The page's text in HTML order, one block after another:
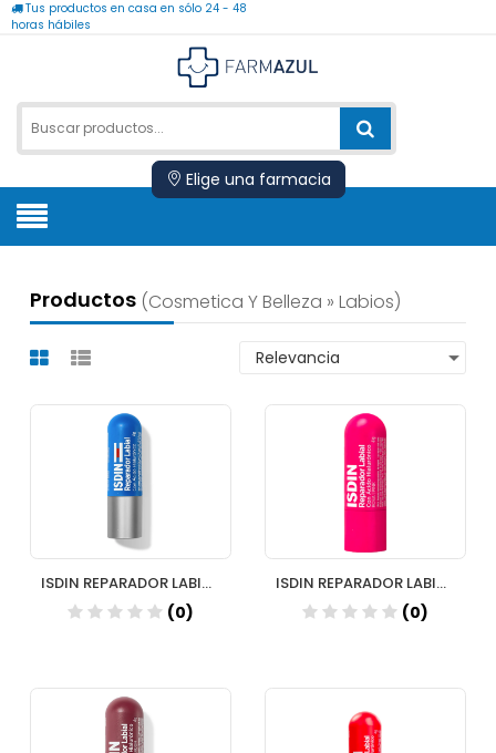
Tus productos en casa en sólo 24 - 48
horas hábiles
Elige una farmacia
Productos (cosmetica Y Belleza » Labios)
ISDIN REPARADOR LABIAL STICK 4 G (AZUL)
(0)
ISDIN REPARADOR LABIAL 1 STICK 4 G COLOR ROSA
(0)